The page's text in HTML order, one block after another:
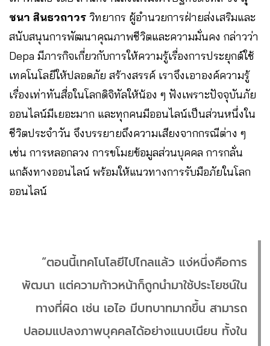
ชนา สินธวถาวร วิทยากร ผู้อำนวยการฝ่ายส่งเสริมและ
สนับสนุนการพัฒนาคุณภาพชีวิตและความมั่นคง กล่าวว่า
Depa มีภารกิจเกี่ยวกับการให้ความรู้เรื่องการประยุกต์ใช้
เทคโนโลยีให้ปลอดภัย สร้างสรรค์ เราจึงเอาองค์ความรู้
เรื่องเท่าทันสื่อในโลกดิจิทัลให้น้อง ๆ ฟังเพราะปัจจุบันภัย
ออนไลน์มีเยอะมาก และทุกคนมีออนไลน์เป็นส่วนหนึ่งใน
ชีวิตประจำวัน จึงบรรยายถึงความเสียงจากกรณีต่าง ๆ
เช่น การหลอกลวง การขโมยข้อมูลส่วนบุคคล การกลั่น
แกล้งทางออนไลน์ พร้อมให้แนวทางการรับมือภัยในโลก
ออนไลน์
“ตอนนี้เทคโนโลยีไปไกลแล้ว แง่หนึ่งคือการ
พัฒนา แต่ความก้าวหน้าก็ถูกนำมาใช้ประโยชน์ใน
ทางที่ผิด เช่น เอไอ มีบทบาทมากขึ้น สามารถ
ปลอมแปลงภาพบุคคลได้อย่างแนบเนียน ทั้งใน